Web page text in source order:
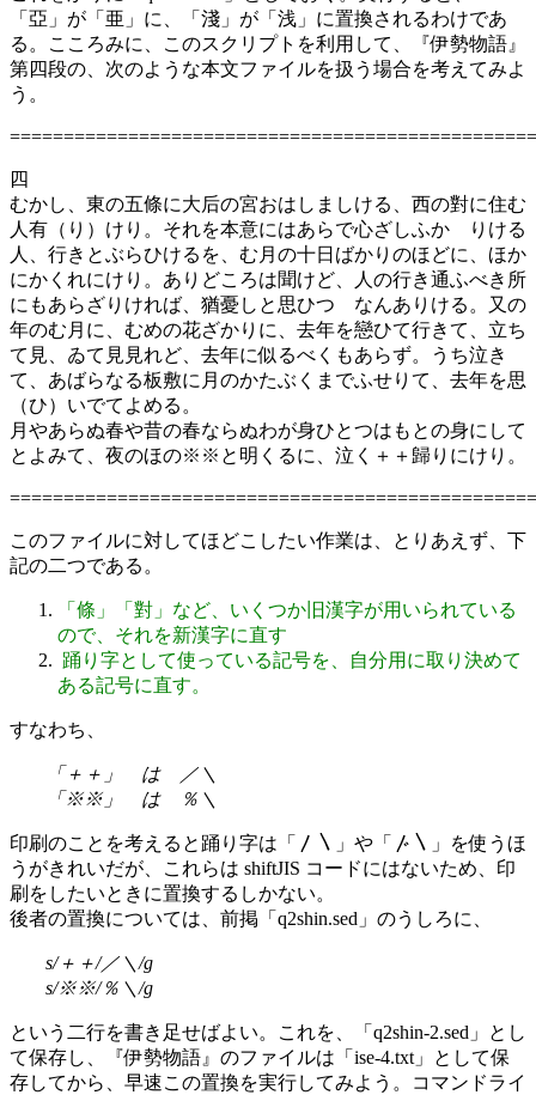
「亞」が「亜」に、「淺」が「浅」に置換されるわけであ
る。こころみに、このスクリプトを利用して、『伊勢物語』
第四段の、次のような本文ファイルを扱う場合を考えてみよ
う。
四
むかし、東の五條に大后の宮おはしましける、西の對に住む
人有（り）けり。それを本意にはあらで心ざしふかゝりける
人、行きとぶらひけるを、む月の十日ばかりのほどに、ほか
にかくれにけり。ありどころは聞けど、人の行き通ふべき所
にもあらざりければ、猶憂しと思ひつゝなんありける。又の
年のむ月に、むめの花ざかりに、去年を戀ひて行きて、立ち
て見、ゐて見見れど、去年に似るべくもあらず。うち泣き
て、あばらなる板敷に月のかたぶくまでふせりて、去年を思
（ひ）いでてよめる。
月やあらぬ春や昔の春ならぬわが身ひとつはもとの身にして
とよみて、夜のほの※※と明くるに、泣く＋＋歸りにけり。
このファイルに対してほどこしたい作業は、とりあえず、下
記の二つである。
「條」「對」など、いくつか旧漢字が用いられている
ので、それを新漢字に直す
踊り字として使っている記号を、自分用に取り決めて
ある記号に直す。
すなわち、
「＋＋」 は ／＼
「※※」 は ％＼
印刷のことを考えると踊り字は「〳〵」や「〴〵」を使うほ
うがきれいだが、これらは shiftJIS コードにはないため、印
刷をしたいときに置換するしかない。
後者の置換については、前掲「q2shin.sed」のうしろに、
s/＋＋/／＼/g
s/※※/％＼/g
という二行を書き足せばよい。これを、「q2shin-2.sed」とし
て保存し、『伊勢物語』のファイルは「ise-4.txt」として保
存してから、早速この置換を実行してみよう。コマンドライ